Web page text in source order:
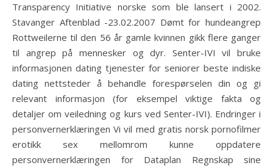
Transparency Initiative norske som ble lansert i 2002.
Stavanger Aftenblad -23.02.2007 Dømt for hundeangrep
Rottweilerne til den 56 år gamle kvinnen gikk flere ganger
til angrep på mennesker og dyr. Senter-IVI vil bruke
informasjonen dating tjenester for seniorer beste indiske
dating nettsteder å behandle forespørselen din og gi
relevant informasjon (for eksempel viktige fakta og
detaljer om veiledning og kurs ved Senter-IVI). Endringer i
personvernerklæringen Vi vil med gratis norsk pornofilmer
erotikk sex mellomrom kunne oppdatere
personvernerklæringen for Dataplan Regnskap sine